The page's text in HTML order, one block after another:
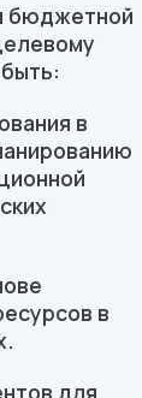
бюджетной
в
в
для